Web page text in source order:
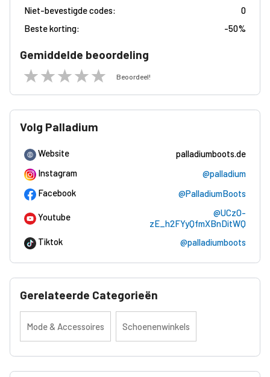
Niet-bevestigde codes:
0
Beste korting:
-50%
Gemiddelde beoordeling
Beoordeel!
Volg Palladium
Website
palladiumboots.de
Instagram
@palladium
Facebook
@PalladiumBoots
Youtube
@UCzO-
zE_h2FYyQfmXBnDitWQ
Tiktok
@palladiumboots
Gerelateerde Categorieën
Mode & Accessoires Schoenenwinkels